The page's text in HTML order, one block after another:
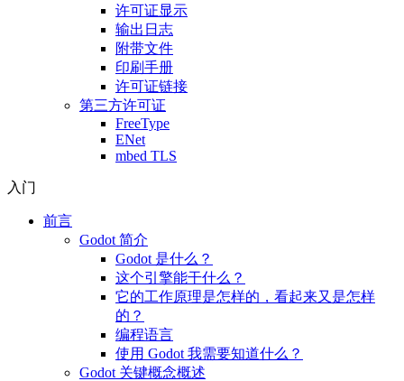
许可证显示
输出日志
附带文件
印刷手册
许可证链接
第三方许可证
FreeType
ENet
mbed TLS
入门
前言
Godot 简介
Godot 是什么？
这个引擎能干什么？
它的工作原理是怎样的，看起来又是怎样
的？
编程语言
使用 Godot 我需要知道什么？
Godot 关键概念概述